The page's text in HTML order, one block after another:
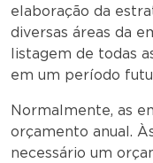
elaboração da
diversas áreas da
listagem de todas
em um período
Normalmente, as
orçamento anual.
necessário um